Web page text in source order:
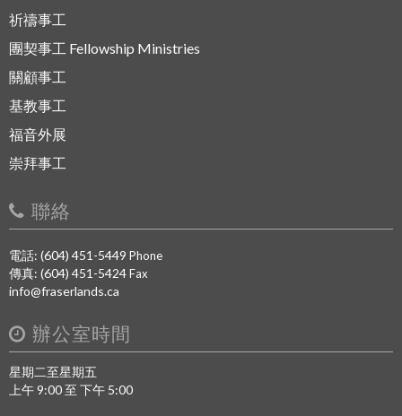
祈禱事工
團契事工 Fellowship Ministries
關顧事工
基教事工
福音外展
崇拜事工
聯絡
電話: (604) 451-5449 Phone
傳真: (604) 451-5424Fax
info@fraserlands.ca
辦公室時間
星期二至星期五
上午 9:00 至 下午 5:00